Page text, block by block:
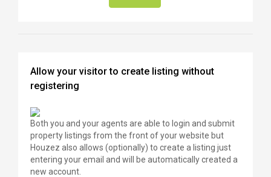
Allow your visitor to create listing without
registering
Both you and your agents are able to login and submit
property listings from the front of your website but
Houzez also allows (optionally) to create a listing just
entering your email and will be automatically created a
new account.